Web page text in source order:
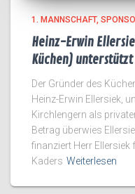
1. MANNSCHAFT
Heinz-Erwin
Küchen)
Der Gründer des
Heinz-Erwin Ellersiek,
Kirchlengern als
Betrag überwies
finanziert Herr Ellersiek
Kaders Weiterlesen